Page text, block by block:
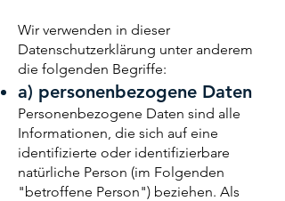
Wir verwenden in dieser
Datenschutzerklärung unter anderem
die folgenden Begriffe:
a) personenbezogene Daten
Personenbezogene Daten sind alle
Informationen, die sich auf eine
identifizierte oder identifizierbare
natürliche Person (im Folgenden
"betroffene Person") beziehen. Als